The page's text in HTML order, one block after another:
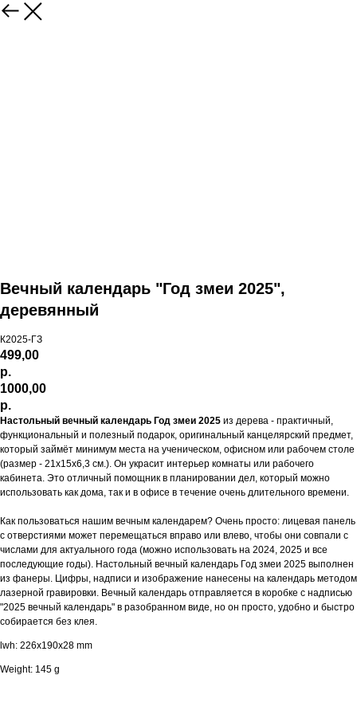
Вечный календарь "Год змеи 2025",
деревянный
К2025-ГЗ
499,00
р.
1000,00
р.
Настольный вечный календарь Год змеи 2025 из дерева - практичный,
функциональный и полезный подарок, оригинальный канцелярский предмет,
который займёт минимум места на ученическом, офисном или рабочем столе
(размер - 21х15х6,3 см.). Он украсит интерьер комнаты или рабочего
кабинета. Это отличный помощник в планировании дел, который можно
использовать как дома, так и в офисе в течение очень длительного времени.
Как пользоваться нашим вечным календарем? Очень просто: лицевая панель
с отверстиями может перемещаться вправо или влево, чтобы они совпали с
числами для актуального года (можно использовать на 2024, 2025 и все
последующие годы). Настольный вечный календарь Год змеи 2025 выполнен
из фанеры. Цифры, надписи и изображение нанесены на календарь методом
лазерной гравировки. Вечный календарь отправляется в коробке с надписью
"2025 вечный календарь" в разобранном виде, но он просто, удобно и быстро
собирается без клея.
lwh: 226x190x28 mm
Weight: 145 g